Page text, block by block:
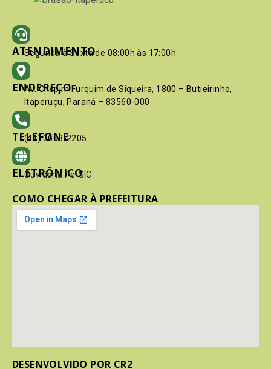
ATENDIMENTO
Segunda à Sexta de 08:00h às 17:00h
ENDEREÇO
Av. Crispim Furquim de Siqueira, 1800 – Butieirinho,
Itaperuçu, Paraná – 83560-000
TELEFONE
(41) 3603-2205
ELETRÔNICO
Ouvidoria / e-SIC
COMO CHEGAR À PREFEITURA
DESENVOLVIDO POR CR2